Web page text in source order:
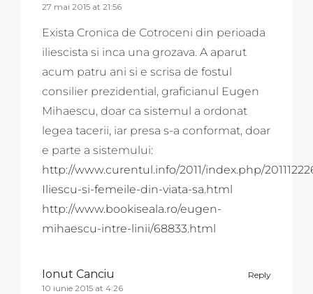
27 mai 2015 at 21:56
Exista Cronica de Cotroceni din perioada
iliescista si inca una grozava. A aparut
acum patru ani si e scrisa de fostul
consilier prezidential, graficianul Eugen
Mihaescu, doar ca sistemul a ordonat
legea tacerii, iar presa s-a conformat, doar
e parte a sistemului:
http://www.curentul.info/2011/index.php/
Iliescu-si-femeile-din-viata-sa.html
http://www.bookiseala.ro/eugen-
mihaescu-intre-linii/68833.html
Reply
Ionut Canciu
10 iunie 2015 at 4:26